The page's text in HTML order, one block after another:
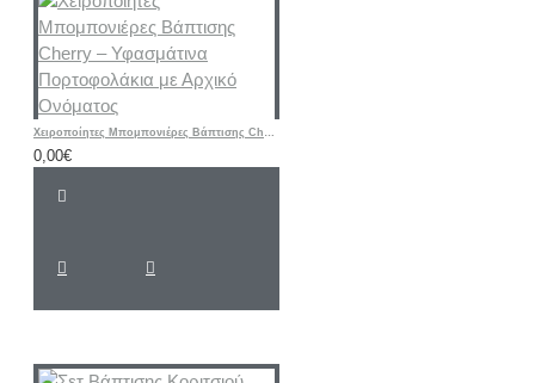
Χειροποίητες Μπομπονιέρες Βάπτισης Cherry – Υφασμάτινα Πορτοφολάκια με Αρχικό Ονόματος
0,00€